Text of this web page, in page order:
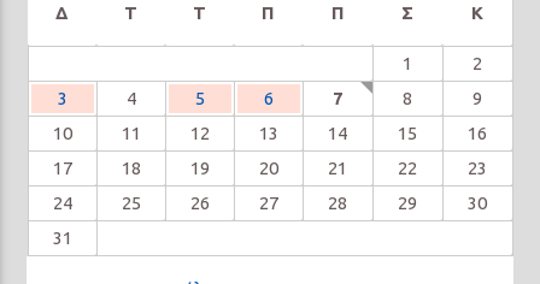
Δ Τ Τ Π Π Σ Κ
1
2
3
4 5 6 7 8
9
10
11 12 13 14 15
16
17
18 19 20 21 22
23
24
25 26 27 28 29
30
31